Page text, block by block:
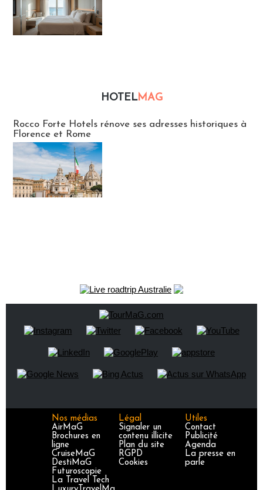
HOTELMAG
Rocco Forte Hotels rénove ses adresses historiques à
Florence et Rome
Nos médias
AirMaG
Brochures en
ligne
CruiseMaG
DestiMaG
Futuroscopie
La Travel Tech
Légal
Signaler un
contenu illicite
Plan du site
RGPD
Cookies
Utiles
Contact
Publicité
Agenda
La presse en
parle